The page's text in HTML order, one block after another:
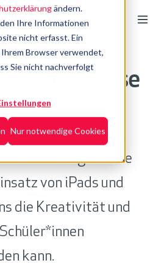
ändern.
Ihre Informationen
nicht erfasst. Ein
Browser verwendet,
Sie nicht nachverfolgt
Nur notwendige Cookies
Lange Gasse
Referenzgeschichte
Maurer Lange Gasse
von iPads und
die Kreativität und
kann.